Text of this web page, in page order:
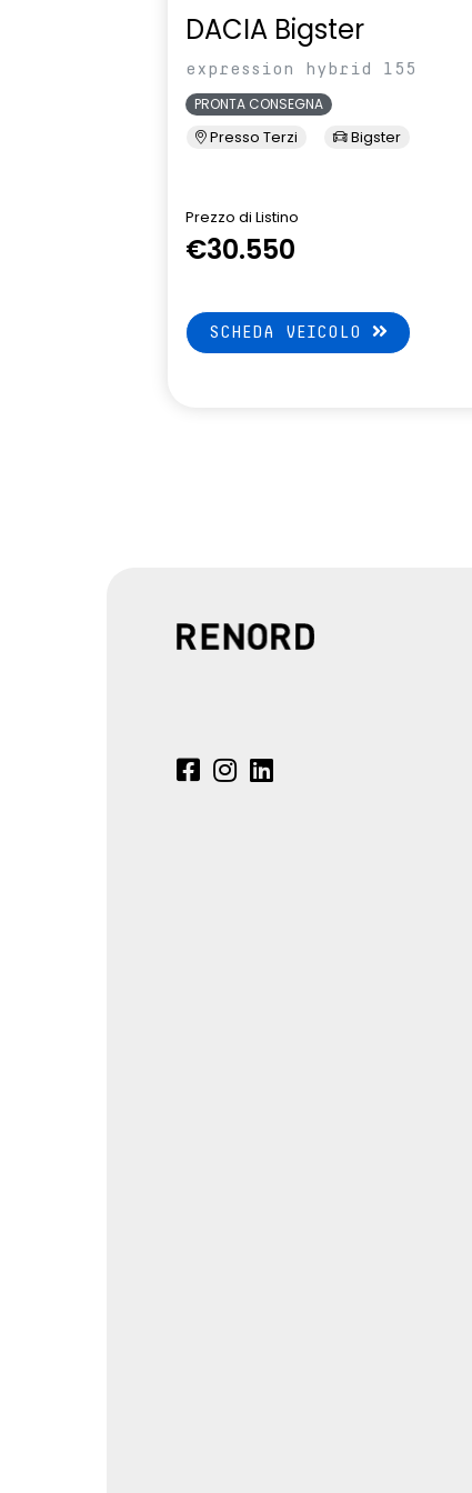
DACIA Bigster
expression hybrid 155
PRONTA CONSEGNA
Presso Terzi Bigster
Prezzo di Listino
€30.550
SCHEDA VEICOLO